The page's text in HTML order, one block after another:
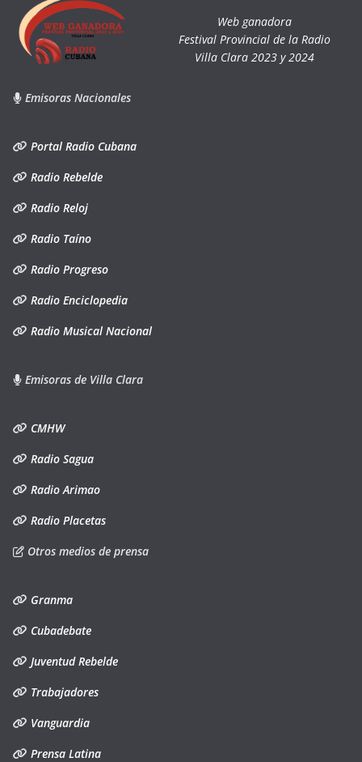
Web ganadora
Festival Provincial de la Radio
Villa Clara 2023 y 2024
Emisoras Nacionales
Portal Radio Cubana
Radio Rebelde
Radio Reloj
Radio Taíno
Radio Progreso
Radio Enciclopedia
Radio Musical Nacional
Emisoras de Villa Clara
CMHW
Radio Sagua
Radio Arimao
Radio Placetas
Otros medios de prensa
Granma
Cubadebate
Juventud Rebelde
Trabajadores
Vanguardia
Prensa Latina